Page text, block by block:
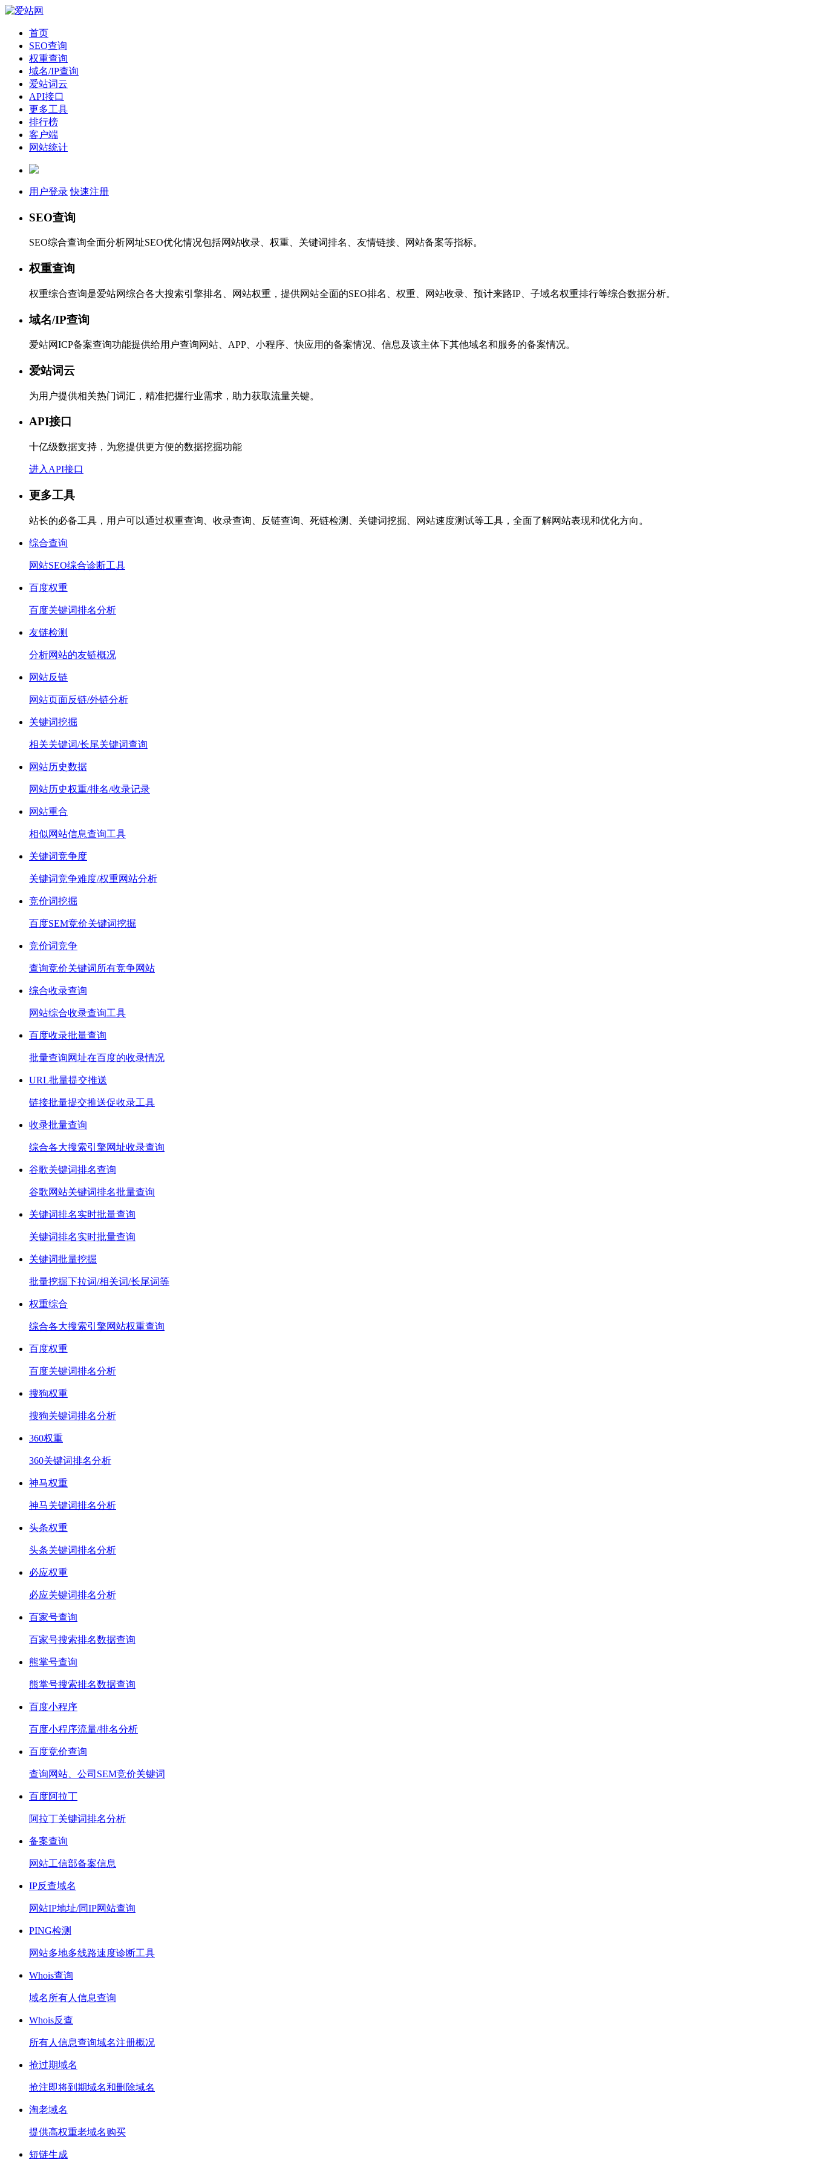
首页
SEO查询
权重查询
域名/IP查询
爱站词云
API接口
更多工具
排行榜
客户端
网站统计
用户登录 快速注册
SEO查询
SEO综合查询全面分析网址SEO优化情况包括网站收录、权重、关键词排名、友情链接、网站备案等指标。
权重查询
权重综合查询是爱站网综合各大搜索引擎排名、网站权重，提供网站全面的SEO排名、权重、网站收录、预计来路IP、子域名权重排行等综合数据分析。
域名/IP查询
爱站网ICP备案查询功能提供给用户查询网站、APP、小程序、快应用的备案情况、信息及该主体下其他域名和服务的备案情况。
爱站词云
为用户提供相关热门词汇，精准把握行业需求，助力获取流量关键。
API接口
十亿级数据支持，为您提供更方便的数据挖掘功能
进入API接口
更多工具
站长的必备工具，用户可以通过权重查询、收录查询、反链查询、死链检测、关键词挖掘、网站速度测试等工具，全面了解网站表现和优化方向。
综合查询
网站SEO综合诊断工具
百度权重
百度关键词排名分析
友链检测
分析网站的友链概况
网站反链
网站页面反链/外链分析
关键词挖掘
相关关键词/长尾关键词查询
网站历史数据
网站历史权重/排名/收录记录
网站重合
相似网站信息查询工具
关键词竞争度
关键词竞争难度/权重网站分析
竞价词挖掘
百度SEM竞价关键词挖掘
竞价词竞争
查询竞价关键词所有竞争网站
综合收录查询
网站综合收录查询工具
百度收录批量查询
批量查询网址在百度的收录情况
URL批量提交推送
链接批量提交推送促收录工具
收录批量查询
综合各大搜索引擎网址收录查询
谷歌关键词排名查询
谷歌网站关键词排名批量查询
关键词排名实时批量查询
关键词排名实时批量查询
关键词批量挖掘
批量挖掘下拉词/相关词/长尾词等
权重综合
综合各大搜索引擎网站权重查询
百度权重
百度关键词排名分析
搜狗权重
搜狗关键词排名分析
360权重
360关键词排名分析
神马权重
神马关键词排名分析
头条权重
头条关键词排名分析
必应权重
必应关键词排名分析
百家号查询
百家号搜索排名数据查询
熊掌号查询
熊掌号搜索排名数据查询
百度小程序
百度小程序流量/排名分析
百度竞价查询
查询网站、公司SEM竞价关键词
百度阿拉丁
阿拉丁关键词排名分析
备案查询
网站工信部备案信息
IP反查域名
网站IP地址/同IP网站查询
PING检测
网站多地多线路速度诊断工具
Whois查询
域名所有人信息查询
Whois反查
所有人信息查询域名注册概况
抢过期域名
抢注即将到期域名和删除域名
淘老域名
提供高权重老域名购买
短链生成